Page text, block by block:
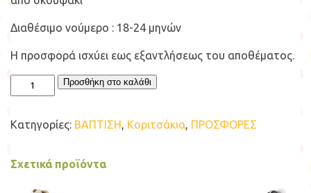
Διαθέσιμο νούμερο : 18-24 μηνών
Η προσφορά ισχύει εως εξαντλήσεως του αποθέματος.
Βαπτιστικό
Φόρεμα
ποσότητα
Προσθήκη στο καλάθι
Κατηγορίες: ΒΑΠΤΙΣΗ, Κοριτσάκια, ΠΡΟΣΦΟΡΕΣ
Σχετικά προϊόντα